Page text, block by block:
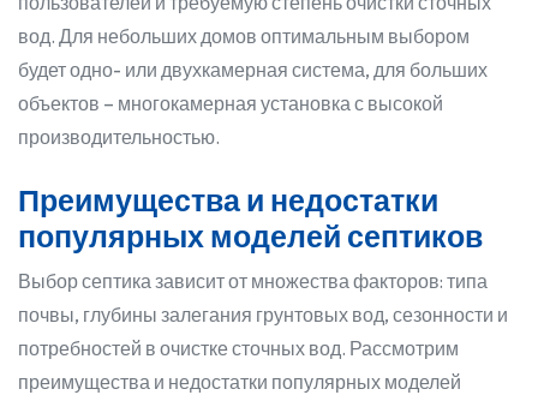
вод. Для небольших домов оптимальным выбором
будет одно- или двухкамерная система, для больших
объектов – многокамерная установка с высокой
производительностью.
Преимущества и недостатки
популярных моделей септиков
Выбор септика зависит от множества факторов: типа
почвы, глубины залегания грунтовых вод, сезонности и
потребностей в очистке сточных вод. Рассмотрим
преимущества и недостатки популярных моделей